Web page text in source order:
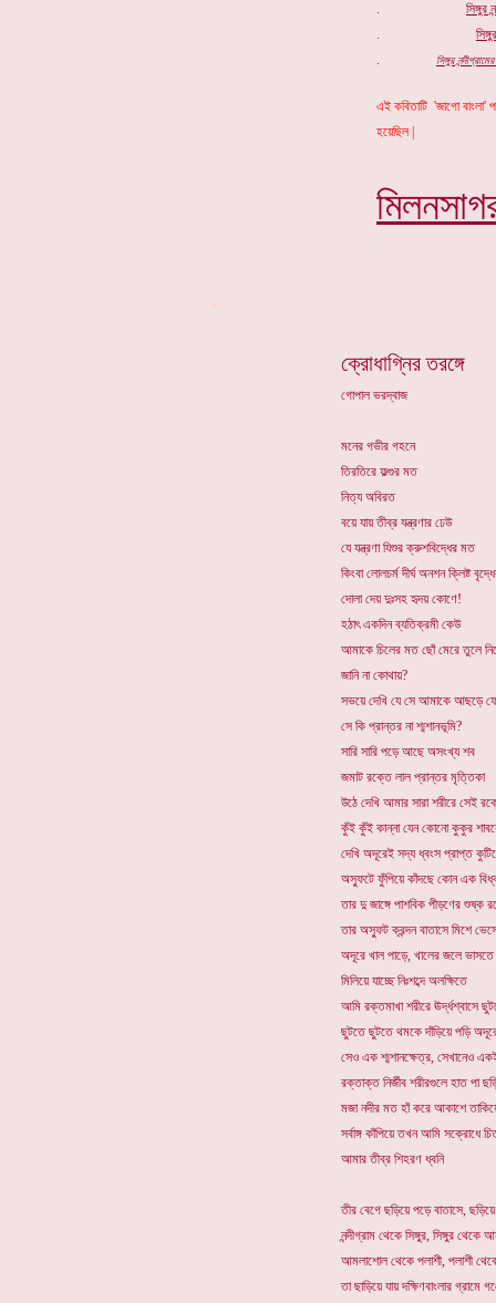
. সিঙ্গুর
. সিঙ্গুর
.
সিঙ্গুর
এই কবিতাটি 'জাগো বাংলা'
হয়েছিল |
মিলনসাগ
ক্রোধাগ্নির তরঙ্গে
গোপাল ভরদ্বাজ
মনের গভীর গহনে
তিরতিরে ফল্গুর মত
নিত্য অবিরত
বয়ে যায় তীব্র যন্ত্রণার ঢেউ
যে যন্ত্রণা যিশুর ক্রুশবিদ্ধের মত
কিংবা লোলচর্ম দীর্ঘ অনশন ক্লিষ্ট
দোলা দেয় দুঃসহ হৃদয় কোণে!
হঠাৎ একদিন ব্যতিক্রমী কেউ
আমাকে চিলের মত ছোঁ মেরে তুলে
জানি না কোথায়?
সভয়ে দেখি যে সে আমাকে আছড়ে
সে কি প্রান্তর না শ্মশানভূমি?
সারি সারি পড়ে আছে অসংখ্য শব
জমাট রক্তে লাল প্রান্তর মৃত্তিকা
উঠে দেখি আমার সারা শরীরে সেই
কুঁই কুঁই কান্না যেন কোনো কুকুর
দেখি অদূরেই সদ্য ধ্বংস প্রাপ্ত
অস্ফুটে ফুঁপিয়ে কাঁদছে কোন এক
তার দু জাঙ্গে পাশবিক পীড়ণের শুষ্ক
তার অস্ফুট ক্রন্দন বাতাসে মিশে
অদূরে খাল পাড়ে, খালের জলে
মিলিয়ে যাচ্ছে নিঃশব্দে অলক্ষিতে
আমি রক্তমাখা শরীরে ঊর্দ্ধশ্বাসে
ছুটতে ছুটতে থমকে দাঁড়িয়ে পড়ি
সেও এক শ্মশানক্ষেত্র, সেখানেও
রক্তাক্ত নির্জীব শরীরগুলে হাত পা
মজা নদীর মত হাঁ করে আকাশে
সর্বাঙ্গ কাঁপিয়ে তখন আমি সক্রোধে
আমার তীব্র শিহরণ ধ্বনি
তীর বেগে ছড়িয়ে পড়ে বাতাসে, ছড়িয়ে
নন্দীগ্রাম থেকে সিঙ্গুর, সিঙ্গুর থেকে
আমলাশোল থেকে পলাশী, পলাশী থেকে
তা ছাড়িয়ে যায় দক্ষিণবাংলার গ্রামে